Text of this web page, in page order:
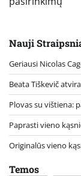
Nauji
Geriausi Nicolas
Beata Tiškevič
Plovas su vištiena:
Paprasti vieno
Originalūs vieno
Temos